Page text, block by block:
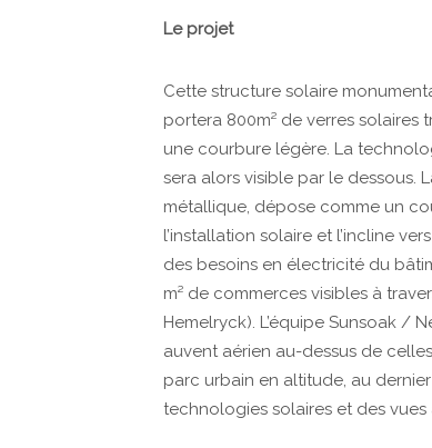
Le projet
Cette structure solaire
portera 800m² de verres
une courbure légère. La
sera alors visible par le dessous.
métallique, dépose comme un
l’installation solaire et l’incline
des besoins en électricité du
m² de commerces visibles à
Hemelryck). L’équipe Sunsoak /
auvent aérien au-dessus de
parc urbain en altitude, au
technologies solaires et des vues